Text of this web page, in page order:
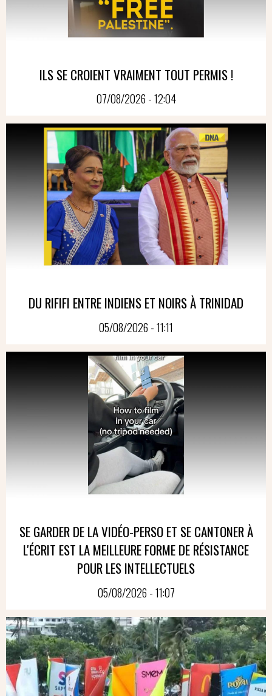
ILS SE CROIENT VRAIMENT TOUT PERMIS !
07/08/2026 - 12:04
DU RIFIFI ENTRE INDIENS ET NOIRS À TRINIDAD
05/08/2026 - 11:11
SE GARDER DE LA VIDÉO-PERSO ET SE CANTONER À
L'ÉCRIT EST LA MEILLEURE FORME DE RÉSISTANCE
POUR LES INTELLECTUELS
05/08/2026 - 11:07